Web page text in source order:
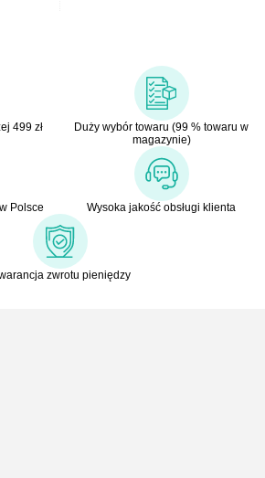
499 zł
Duży wybór towaru (99 % towaru w
magazynie)
Polsce Wysoka jakość obsługi klienta
zwrotu pieniędzy